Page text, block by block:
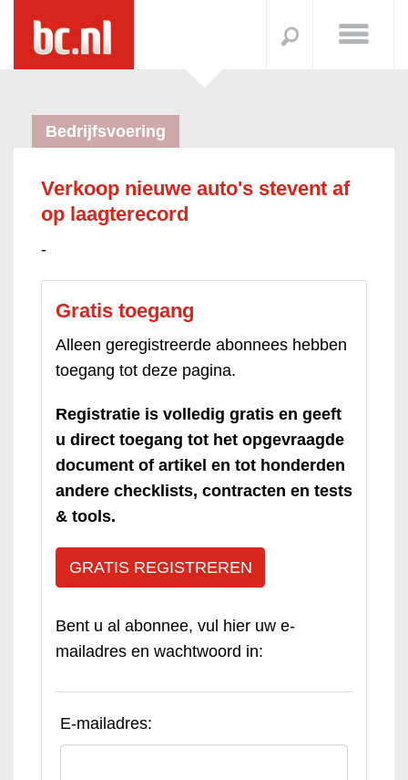
Bedrijfsvoering
Verkoop nieuwe auto's stevent af
op laagterecord
-
Gratis toegang
Alleen geregistreerde abonnees hebben
toegang tot deze pagina.
Registratie is volledig gratis en geeft
u direct toegang tot het opgevraagde
document of artikel en tot honderden
andere checklists, contracten en tests
& tools.
GRATIS REGISTREREN
Bent u al abonnee, vul hier uw e-
mailadres en wachtwoord in:
E-mailadres: